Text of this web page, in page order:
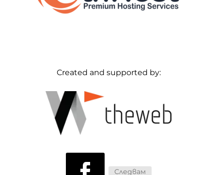
Created and supported by:
Следвам